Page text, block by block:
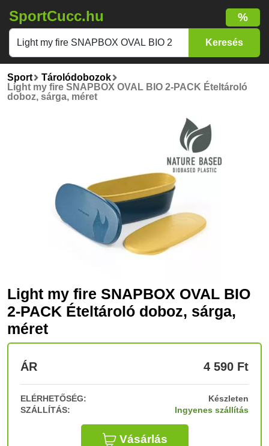
SportCucc.hu %
Sport
Tárolódobozok
Light my fire SNAPBOX OVAL BIO 2-PACK Ételtároló
doboz, sárga, méret
Light my fire SNAPBOX OVAL BIO
2-PACK Ételtároló doboz, sárga,
méret
ÁR 4 590 Ft
ELÉRHETŐSÉG:
Készleten
SZÁLLÍTÁS:
Ingyenes szállítás
Vásárlás